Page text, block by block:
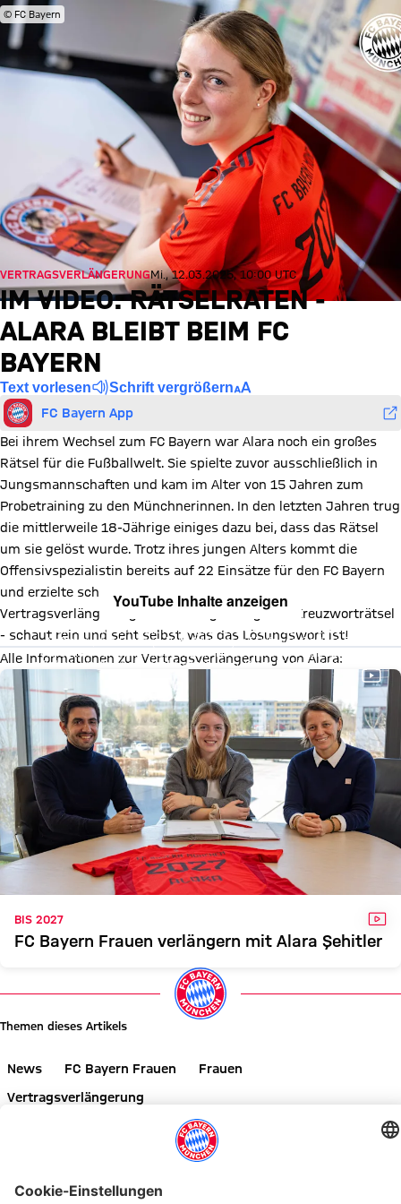
© FC Bayern
VERTRAGSVERLÄNGERUNGMi., 12.03.2025, 10:00 UTC
IM VIDEO: RÄTSELRATEN -
ALARA BLEIBT BEIM FC
BAYERN
Text vorlesen Schrift vergrößern
FC Bayern App
Bei ihrem Wechsel zum FC Bayern war Alara noch ein großes
Rätsel für die Fußballwelt. Sie spielte zuvor ausschließlich in
Jungsmannschaften und kam im Alter von 15 Jahren zum
Probetraining zu den Münchnerinnen. In den letzten Jahren trug
die mittlerweile 18-Jährige einiges dazu bei, dass das Rätsel
um sie gelöst wurde. Trotz ihres jungen Alters kommt die
Offensivspezialistin bereits auf 22 Einsätze für den FC Bayern
und erzielte schon fünf Tore. Im Video zu ihrer
Vertragsverlängerung löst sie ihr ganz eigenes Kreuzworträtsel
- schaut rein und seht selbst, was das Lösungswort ist!
YouTube Inhalte anzeigen
Mit Klick auf den Button ermöglichen Sie es diesem sozialen
Netzwerk, Ihre Daten (z. B. IP-Adresse) mit Hilfe von Cookies zu
verarbeiten. Vorher kann das soziale Netzwerk keine Daten über Sie
erheben, um Ihnen die Inhalte anzuzeigen. Diese Einstellung wird für
alle Inhalte des sozialen Netzwerks auf unserer Website gespeichert
und Sie können dies jederzeit in der Cookie-Einwilligungslösung
ändern. Details:Datenschutzerklärung
Alle Informationen zur Vertragsverlängerung von Alara:
BIS 2027
FC Bayern Frauen verlängern mit Alara Şehitler
Themen dieses Artikels
News FC Bayern Frauen
Frauen
Vertragsverlängerung